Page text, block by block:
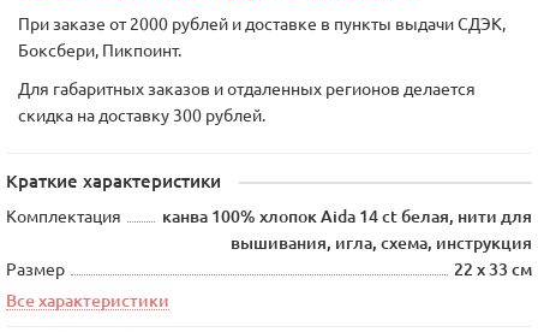
При заказе от 2000 рублей и доставке в пункты выдачи СДЭК,
Боксбери, Пикпоинт.
Для габаритных заказов и отдаленных регионов делается
скидка на доставку 300 рублей.
Краткие характеристики
Комплектация
канва 100% хлопок Aida 14 ct белая, нити для
вышивания, игла, схема, инструкция
Размер
22 х 33 см
Все характеристики